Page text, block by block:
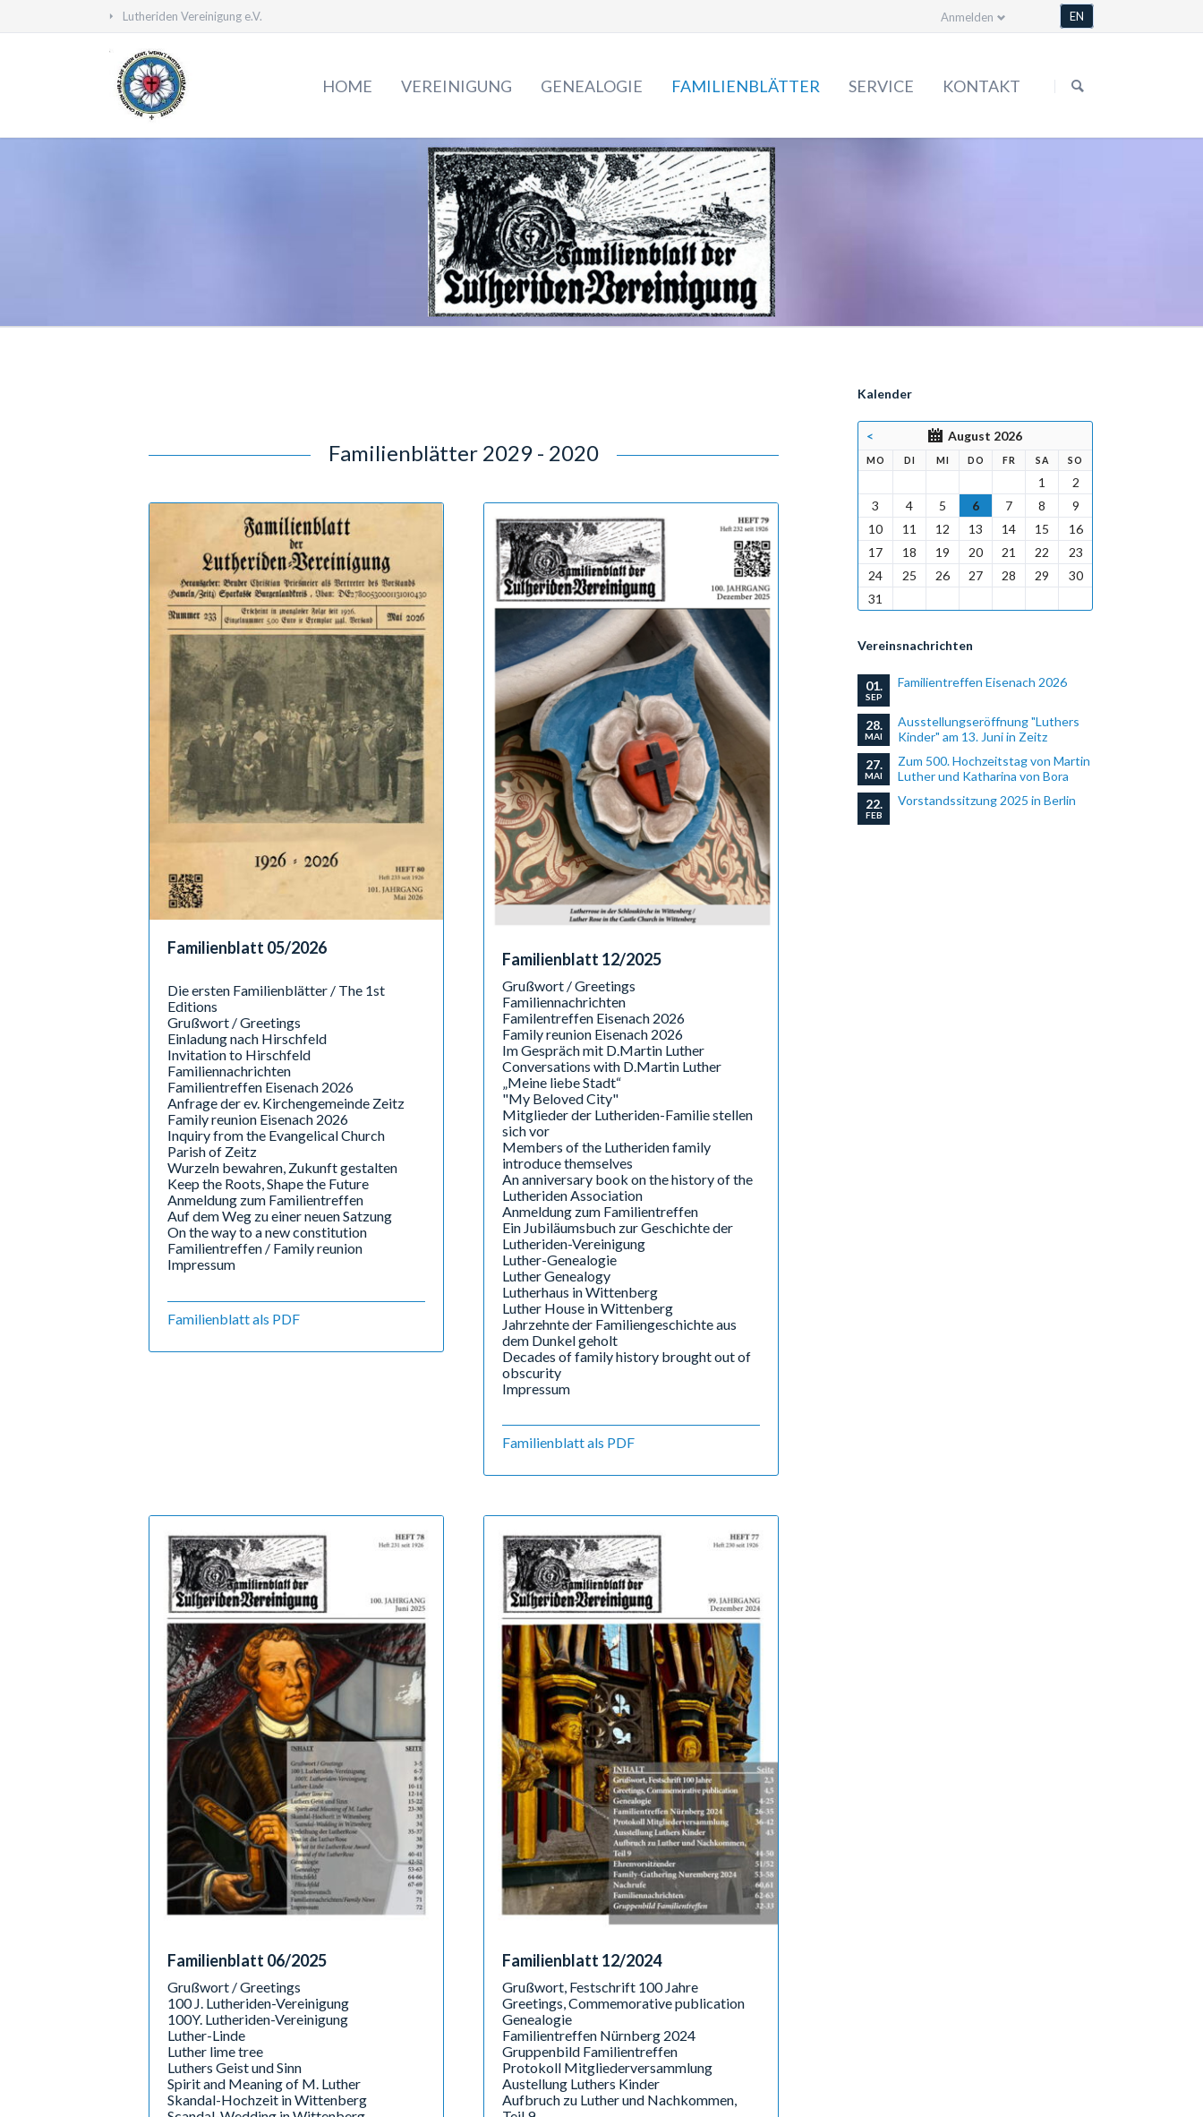
Lutheriden Vereinigung e.V. EN
Anmelden
HOME VEREINIGUNG
Die Lutheriden
Vorstand
Archiv & Bibliothek
Familientreffen
Lutherrose
Nachrichten
Veranstaltungskalender
GENEALOGIE FAMILIENBLÄTTER
2019 - 2010
2009 - 2000
1999 - 1990
1989 - 1980
1979 - 1970
1969 - 1960
SERVICE KONTAKT
Familienblätter 2029 - 2020
Familienblatt 05/2026
Die ersten Familienblätter / The 1st
Editions
Grußwort / Greetings
Einladung nach Hirschfeld
Invitation to Hirschfeld
Familiennachrichten
Familientreffen Eisenach 2026
Anfrage der ev. Kirchengemeinde Zeitz
Family reunion Eisenach 2026
Inquiry from the Evangelical Church
Parish of Zeitz
Wurzeln bewahren, Zukunft gestalten
Keep the Roots, Shape the Future
Anmeldung zum Familientreffen
Auf dem Weg zu einer neuen Satzung
On the way to a new constitution
Familientreffen / Family reunion
Impressum
Familienblatt als PDF
Familienblatt 12/2025
Grußwort / Greetings
Familiennachrichten
Familentreffen Eisenach 2026
Family reunion Eisenach 2026
Im Gespräch mit D.Martin Luther
Conversations with D.Martin Luther
„Meine liebe Stadt“
"My Beloved City"
Mitglieder der Lutheriden-Familie stellen
sich vor
Members of the Lutheriden family
introduce themselves
An anniversary book on the history of the
Lutheriden Association
Anmeldung zum Familientreffen
Ein Jubiläumsbuch zur Geschichte der
Lutheriden-Vereinigung
Luther-Genealogie
Luther Genealogy
Lutherhaus in Wittenberg
Luther House in Wittenberg
Jahrzehnte der Familiengeschichte aus
dem Dunkel geholt
Decades of family history brought out of
obscurity
Impressum
Familienblatt als PDF
Familienblatt 06/2025
Grußwort / Greetings
100 J. Lutheriden-Vereinigung
100Y. Lutheriden-Vereinigung
Luther-Linde
Luther lime tree
Luthers Geist und Sinn
Spirit and Meaning of M. Luther
Skandal-Hochzeit in Wittenberg
Familienblatt 12/2024
Grußwort, Festschrift 100 Jahre
Greetings, Commemorative publication
Genealogie
Familientreffen Nürnberg 2024
Gruppenbild Familientreffen
Protokoll Mitgliederversammlung
Austellung Luthers Kinder
Aufbruch zu Luther und Nachkommen,
Kalender
< August 2026
MO NTAG
DI ENSTAG
MI TTWOCH
DO NNERSTAG
FR EITAG
SAMSTAG
SO
1
2
3
4 5 6 7 8
9
10
11 12 13 14 15
16
17
18 19 20 21 22
23
24
25 26 27 28 29
30
31
Vereinsnachrichten
01.
SEP
Familientreffen Eisenach 2026
28.
MAI
Ausstellungseröffnung "Luthers
Kinder" am 13. Juni in Zeitz
27.
MAI
Zum 500. Hochzeitstag von Martin
Luther und Katharina von Bora
22.
FEB
Vorstandssitzung 2025 in Berlin